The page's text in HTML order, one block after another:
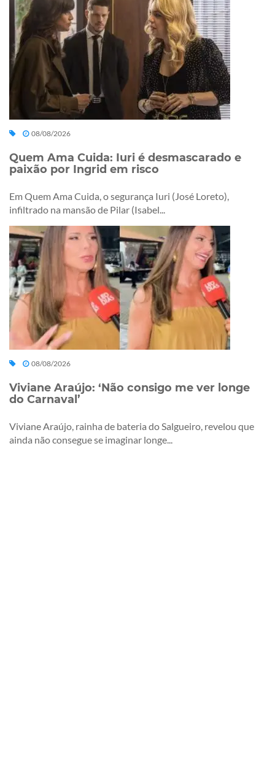
08/08/2026
Quem Ama Cuida: Iuri é desmascarado e
paixão por Ingrid em risco
Em Quem Ama Cuida, o segurança Iuri (José Loreto),
infiltrado na mansão de Pilar (Isabel...
08/08/2026
Viviane Araújo: ‘Não consigo me ver longe
do Carnaval’
Viviane Araújo, rainha de bateria do Salgueiro, revelou que
ainda não consegue se imaginar longe...